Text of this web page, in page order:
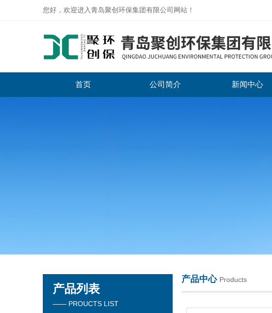
您好，欢迎进入青岛聚创环保集团有限公司网站！
首页 公司简介 新闻中心
产品列表
—— PROUCTS LIST
产品中心 Products